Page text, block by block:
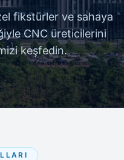
fikstürler ve sahaya
CNC üreticilerini
keşfedin.